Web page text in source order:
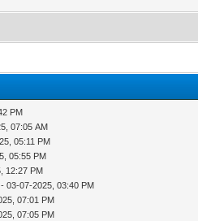
PM
07:05 AM
05:11 PM
05:55 PM
12:27 PM
- 03-07-2025, 03:40 PM
07:01 PM
07:05 PM